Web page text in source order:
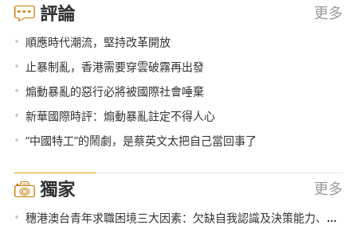
評論 更多
• 順應時代潮流，堅持改革開放
• 止暴制亂，香港需要穿雲破霧再出發
• 煽動暴亂的惡行必將被國際社會唾棄
• 新華國際時評：煽動暴亂註定不得人心
• “中國特工”的鬧劇，是蔡英文太把自己當回事了
獨家 更多
• 穗港澳台青年求職困境三大因素：欠缺自我認識及決策能力、職業資料及社會價值影響